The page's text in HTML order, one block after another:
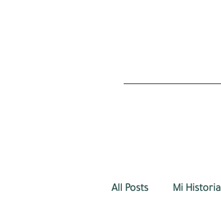
All Posts Mi Historia